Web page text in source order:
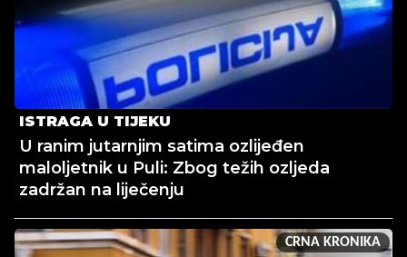
ISTRAGA U TIJEKU
U ranim jutarnjim satima ozlijeđen
maloljetnik u Puli: Zbog težih ozljeda
zadržan na liječenju
CRNA KRONIKA